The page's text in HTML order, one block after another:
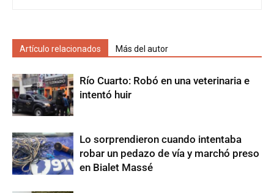
Artículo relacionados Más del autor
Río Cuarto: Robó en una veterinaria e
intentó huir
Lo sorprendieron cuando intentaba
robar un pedazo de vía y marchó preso
en Bialet Massé